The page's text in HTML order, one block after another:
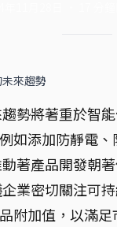
來趨勢
勢將著重於智
如添加防靜電
著產品開發朝
業密切關注可
附加值，以滿